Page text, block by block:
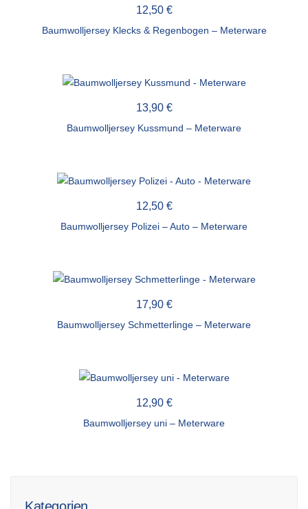
12,50 €
Baumwolljersey Klecks & Regenbogen – Meterware
13,90 €
Baumwolljersey Kussmund – Meterware
12,50 €
Baumwolljersey Polizei – Auto – Meterware
17,90 €
Baumwolljersey Schmetterlinge – Meterware
12,90 €
Baumwolljersey uni – Meterware